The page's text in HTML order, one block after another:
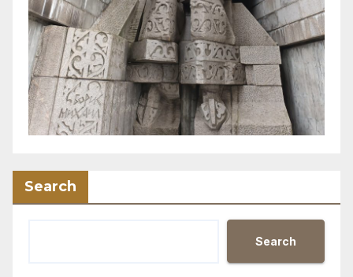
Search
Search